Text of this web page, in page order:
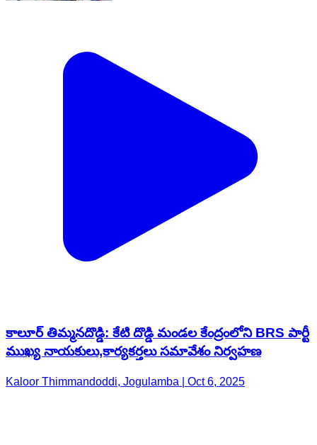
కాలూర్ తిమ్మనదొడ్డి: కేటి దొడ్డి మండల కేంద్రంలోని BRS పార్టీ